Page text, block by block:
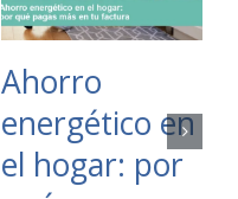
Ahorro
energético en
el hogar: por